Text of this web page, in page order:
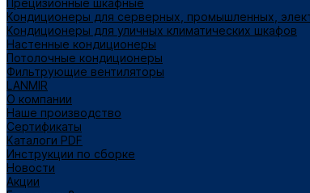
Прецизионные шкафные
Кондиционеры для серверных, промышленных,
Кондиционеры для уличных климатических шкафов
Настенные кондиционеры
Потолочные кондиционеры
Фильтрующие вентиляторы
LANMIR
О компании
Наше производство
Сертификаты
Каталоги PDF
Инструкции по сборке
Новости
Акции